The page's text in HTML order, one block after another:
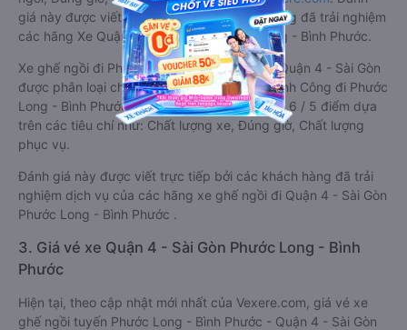
giá này được viết trực tiếp bởi các khách hàng đã trải nghiệm
các hãng Xe Quận 4 - Sài Gòn đi Phước Long - Bình Phước.
Xe ghế ngồi đi Phước Long - Bình Phước từ Quận 4 - Sài Gòn
được phân loại chất lượng tốt nhất là xe Thành Công đi Phước
Long - Bình Phước từ Quận 4 - Sài Gòn đạt 4.6 / 5 điểm dựa
trên các tiêu chí như: Chất lượng xe, Đúng giờ, Chất lượng
phục vụ.
Đánh giá này được viết trực tiếp bởi các khách hàng đã trải
nghiệm dịch vụ của các hãng xe ghế ngồi đi Quận 4 - Sài Gòn
Phước Long - Bình Phước .
3. Giá vé xe Quận 4 - Sài Gòn Phước Long - Bình
Phước
Hiện tại, theo cập nhật mới nhất của Vexere.com, giá vé xe
ghế ngồi tuyến Phước Long - Bình Phước - Quận 4 - Sài Gòn